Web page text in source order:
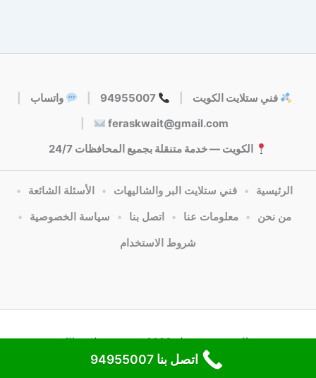
فني ستلايت الكويت 94955007 واتساب
feraskwait@gmail.com
الكويت — خدمة متنقلة بجميع المحافظات 24/7
الرئيسية • فني ستلايت البر والشاليهات • الأسئلة الشائعة •
من نحن • معلومات عنا • اتصل بنا • سياسة الخصوصية •
شروط الاستخدام
جميع الحقوق محفوظة 2026 @ فني ستلايت الكويت
اتصل بنا 94955007